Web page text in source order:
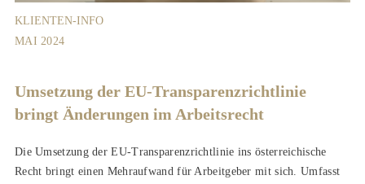
KLIENTEN-INFO
MAI 2024
Umsetzung der EU-Transparenzrichtlinie
bringt Änderungen im Arbeitsrecht
Die Umsetzung der EU-Transparenzrichtlinie ins österreichische
Recht bringt einen Mehraufwand für Arbeitgeber mit sich. Umfasst